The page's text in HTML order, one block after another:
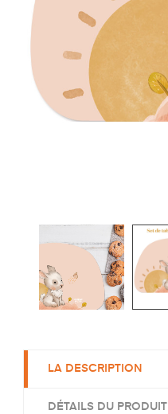
LA DESCRIPTION
DÉTAILS DU PRODUIT